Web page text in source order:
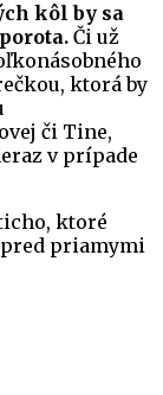
kôl by sa
Či už
ktorá by
či Tine,
v prípade
ktoré
priamymi